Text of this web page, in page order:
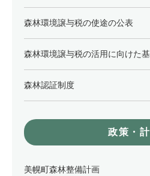
森林環境譲与税の使途の公表
森林環境譲与税の活用に向けた
森林認証制度
政策・
美幌町森林整備計画